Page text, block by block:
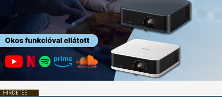
HIRDETÉS